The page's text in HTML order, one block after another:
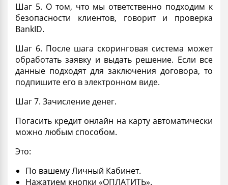
Шаг 5. О том, что мы ответственно подходим к
безопасности клиентов, говорит и проверка
BankID.
Шаг 6. После шага скоринговая система может
обработать заявку и выдать решение. Если все
данные подходят для заключения договора, то
подпишите его в электронном виде.
Шаг 7. Зачисление денег.
Погасить кредит онлайн на карту автоматически
можно любым способом.
Это:
По вашему Личный Кабинет.
Нажатием кнопки «ОПЛАТИТЬ».